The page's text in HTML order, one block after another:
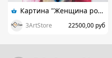
Картина "Женщина роза" автор A.Knabengof
3ArtStore 22500,00 руб